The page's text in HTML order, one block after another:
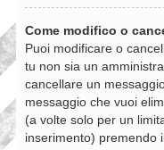
Come modifico o
Puoi modificare o
tu non sia un
cancellare un
messaggio che vuoi
(a volte solo per un
inserimento) premendo